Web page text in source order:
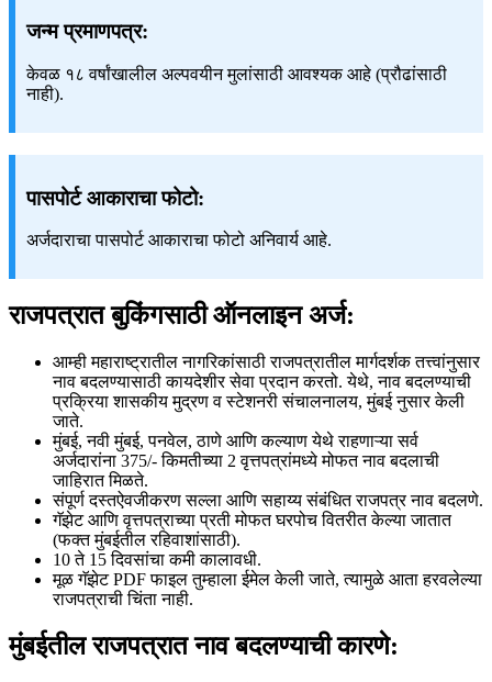
जन्म प्रमाणपत्र:
केवळ १८ वर्षांखालील अल्पवयीन मुलांसाठी आवश्यक आहे (प्रौढांसाठी
नाही).
पासपोर्ट आकाराचा फोटो:
अर्जदाराचा पासपोर्ट आकाराचा फोटो अनिवार्य आहे.
राजपत्रात बुकिंगसाठी ऑनलाइन अर्ज:
आम्ही महाराष्ट्रातील नागरिकांसाठी राजपत्रातील मार्गदर्शक तत्त्वांनुसार
नाव बदलण्यासाठी कायदेशीर सेवा प्रदान करतो. येथे, नाव बदलण्याची
प्रक्रिया शासकीय मुद्रण व स्टेशनरी संचालनालय, मुंबई नुसार केली
जाते.
मुंबई, नवी मुंबई, पनवेल, ठाणे आणि कल्याण येथे राहणाऱ्या सर्व
अर्जदारांना 375/- किमतीच्या 2 वृत्तपत्रांमध्ये मोफत नाव बदलाची
जाहिरात मिळते.
संपूर्ण दस्तऐवजीकरण सल्ला आणि सहाय्य संबंधित राजपत्र नाव बदलणे.
गॅझेट आणि वृत्तपत्राच्या प्रती मोफत घरपोच वितरीत केल्या जातात
(फक्त मुंबईतील रहिवाशांसाठी).
10 ते 15 दिवसांचा कमी कालावधी.
मूळ गॅझेट PDF फाइल तुम्हाला ईमेल केली जाते, त्यामुळे आता हरवलेल्या
राजपत्राची चिंता नाही.
मुंबईतील राजपत्रात नाव बदलण्याची कारणे: